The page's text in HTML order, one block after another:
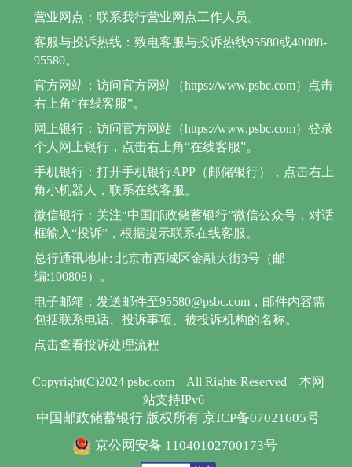
Copyright(C)2024 psbc.com All Rights Reserved
本网
站支持IPv6
中国邮政储蓄银行 版权所有 京ICP备07021605号
京公网安备 11040102700173号
营业网点：联系我行营业网点工作人员。
客服与投诉热线：致电客服与投诉热线95580或40088-
95580。
官方网站：访问官方网站（https://www.psbc.com）点击
右上角“在线客服”。
网上银行：访问官方网站（https://www.psbc.com）登录
个人网上银行，点击右上角“在线客服”。
手机银行：打开手机银行APP（邮储银行），点击右上
角小机器人，联系在线客服。
微信银行：关注“中国邮政储蓄银行”微信公众号，对话
框输入“投诉”，根据提示联系在线客服。
总行通讯地址: 北京市西城区金融大街3号（邮
编:100808）。
电子邮箱：发送邮件至95580@psbc.com，邮件内容需
包括联系电话、投诉事项、被投诉机构的名称。
点击查看投诉处理流程